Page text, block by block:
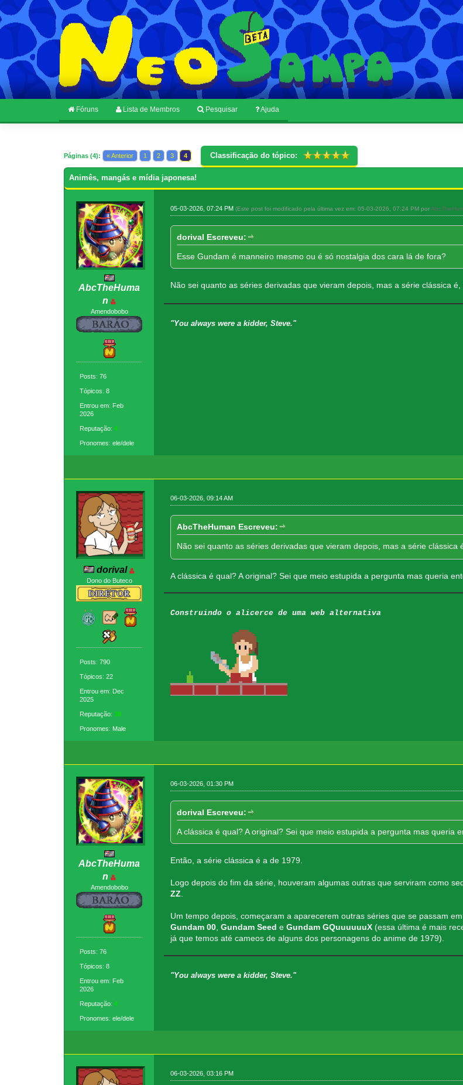
Fóruns Lista de Membros Pesquisar Ajuda
Páginas (4): « Anterior 1 2 3 4 Classificação do tópico:
Animês, mangás e mídia japonesa!
AbcTheHuma
n
Amendobobo
Posts: 76
Tópicos: 8
Entrou em: Feb
2026
Reputação:4
Pronomes: ele/dele
05-03-2026, 07:24 PM (Este post foi modificado pela última vez em: 05-03-2026, 07:24 PM por
dorival Escreveu:
Esse Gundam é manneiro mesmo ou é só nostalgia dos cara lá de fora?
Não sei quanto as séries derivadas que vieram depois, mas a série clássica
"You always were a kidder, Steve."
dorival
Dono do Buteco
Posts: 790
Tópicos: 22
Entrou em: Dec
2025
Reputação:38
Pronomes: Male
06-03-2026, 09:14 AM
AbcTheHuman Escreveu:
Não sei quanto as séries derivadas que vieram depois, mas a série clássica
A clássica é qual? A original? Sei que meio estupida a pergunta mas queria
Construindo o alicerce de uma web alternativa
AbcTheHuma
n
Amendobobo
Posts: 76
Tópicos: 8
Entrou em: Feb
2026
Reputação:4
Pronomes: ele/dele
06-03-2026, 01:30 PM
dorival Escreveu:
A clássica é qual? A original? Sei que meio estupida a pergunta mas queria
Então, a série clássica é a de 1979.
Logo depois do fim da série, houveram algumas outras que serviram como
ZZ.
Um tempo depois, começaram a aparecerem outras séries que se passam
Gundam 00, Gundam Seed e Gundam GQuuuuuuX(essa última é mais
já que temos até cameos de alguns dos personagens do anime de 1979).
"You always were a kidder, Steve."
06-03-2026, 03:16 PM